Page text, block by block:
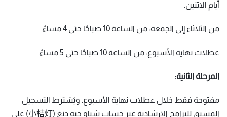
أيام الاثنين.
من الثلاثاء إلى الجمعة: من الساعة 10 صباحًا حتى 4 مساءً.
عطلات نهاية الأسبوع: من الساعة 10 صباحًا حتى 5 مساءً.
المرحلة الثانية:
مفتوحة فقط خلال عطلات نهاية الأسبوع. ويُشترط التسجيل
المسبق للبرامج الإرشادية عبر حساب شياو جيه دنغ (小桔灯) على